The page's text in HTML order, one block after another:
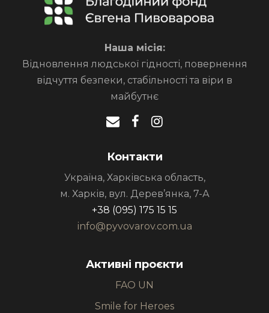
Наша місія:
Відновлення людської гідності, повернення
відчуття безпеки, стабільності та віри в
майбутнє
Контакти
Україна, Харківська область,
м. Харків, вул. Дерев’янка, 7-А
+38 (095) 175 15 15
info@pyvovarov.com.ua
Активні проєкти
FAO UN
Smile for Heroes